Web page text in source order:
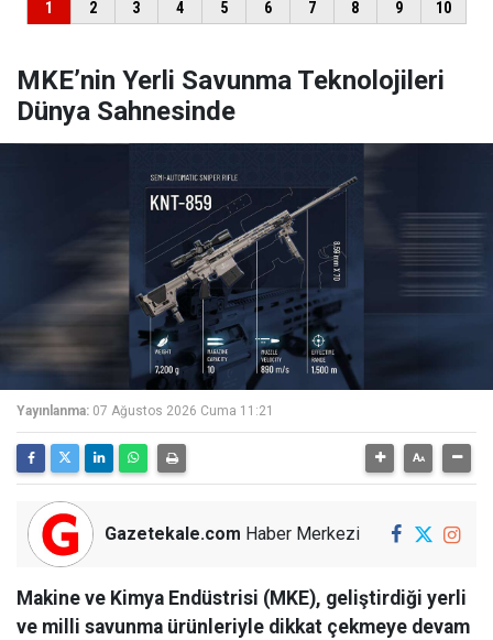
MKE’nin Yerli Savunma Teknolojileri
Dünya Sahnesinde
Yayınlanma: 07 Ağustos 2026 Cuma 11:21
Gazetekale.com Haber Merkezi
Makine ve Kimya Endüstrisi (MKE), geliştirdiği yerli
ve milli savunma ürünleriyle dikkat çekmeye devam